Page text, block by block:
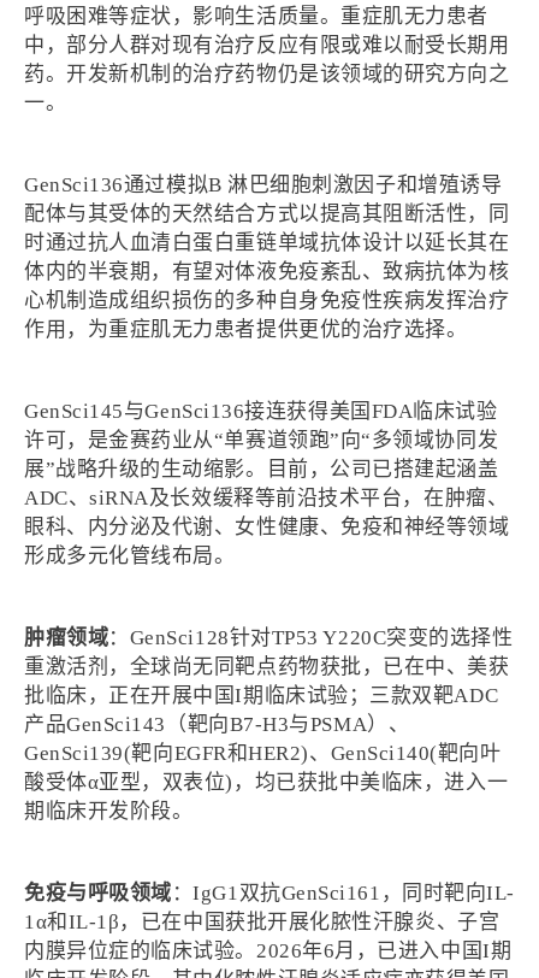
呼吸困难等症状，影响生活质量。重症肌无力患者
中，部分人群对现有治疗反应有限或难以耐受长期用
药。开发新机制的治疗药物仍是该领域的研究方向之
一。
GenSci136通过模拟B 淋巴细胞刺激因子和增殖诱导
配体与其受体的天然结合方式以提高其阻断活性，同
时通过抗人血清白蛋白重链单域抗体设计以延长其在
体内的半衰期，有望对体液免疫紊乱、致病抗体为核
心机制造成组织损伤的多种自身免疫性疾病发挥治疗
作用，为重症肌无力患者提供更优的治疗选择。
GenSci145与GenSci136接连获得美国FDA临床试验
许可，是金赛药业从“单赛道领跑”向“多领域协同发
展”战略升级的生动缩影。目前，公司已搭建起涵盖
ADC、siRNA及长效缓释等前沿技术平台，在肿瘤、
眼科、内分泌及代谢、女性健康、免疫和神经等领域
形成多元化管线布局。
肿瘤领域：GenSci128针对TP53 Y220C突变的选择性
重激活剂，全球尚无同靶点药物获批，已在中、美获
批临床，正在开展中国I期临床试验；三款双靶ADC
产品GenSci143（靶向B7-H3与PSMA）、
GenSci139(靶向EGFR和HER2)、GenSci140(靶向叶
酸受体α亚型，双表位)，均已获批中美临床，进入一
期临床开发阶段。
免疫与呼吸领域 ：IgG1双抗GenSci161，同时靶向IL-
1α和IL-1β，已在中国获批开展化脓性汗腺炎、子宫
内膜异位症的临床试验。2026年6月，已进入中国I期